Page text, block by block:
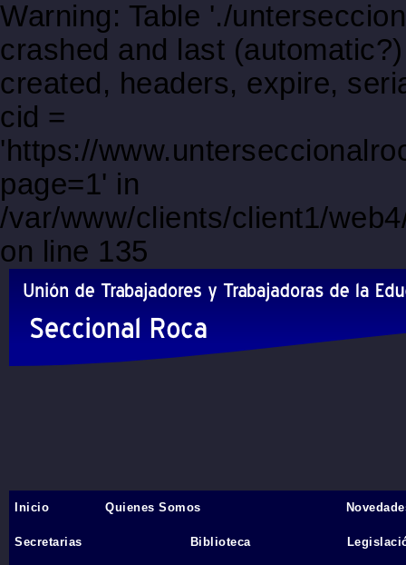
Warning: Table './
crashed and last
created, headers, expire,
cid =
'https://
page=1' in
/var/www/clients/client1/
on line 135
Inicio›
Inicio Quienes Somos
Secretarias Biblioteca